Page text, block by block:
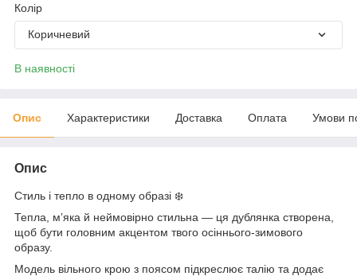
Колір
Коричневий
В наявності
Опис Характеристики Доставка Оплата Умови
Опис
Стиль і тепло в одному образі ❄️
Тепла, мʼяка й неймовірно стильна — ця дублянка створена,
щоб бути головним акцентом твого осіннього-зимового
образу.
Модель вільного крою з поясом підкреслює талію та додає